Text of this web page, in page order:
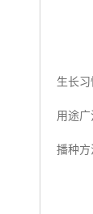
生长
用途
播种方